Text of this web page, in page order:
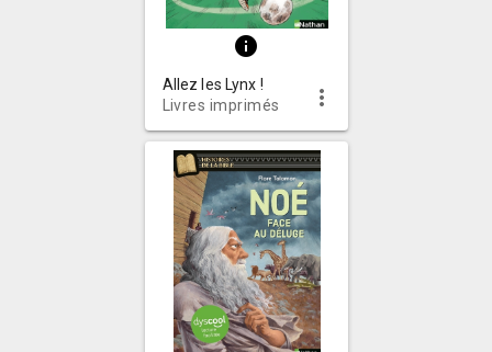
info
Allez les Lynx !
Livres imprimés
more_vert